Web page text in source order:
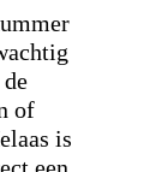
of
is